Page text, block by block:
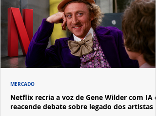
Netflix recria a voz de Gene Wilder com IA e
reacende debate sobre legado dos artistas
MERCADO